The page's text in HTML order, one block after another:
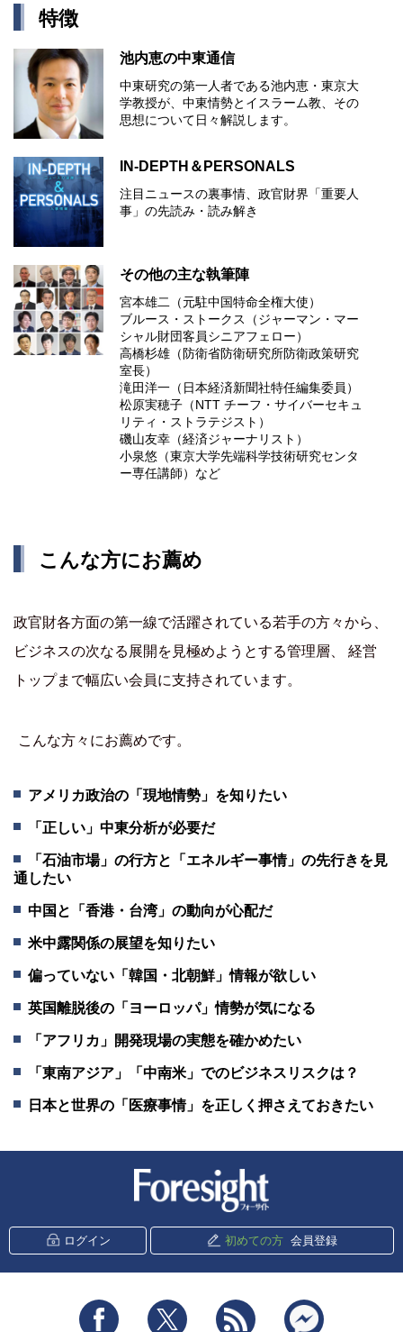
特徴
池内恵の中東通信
中東研究の第⼀⼈者である池内恵・東京⼤
学教授が、中東情勢とイスラーム教、その
思想について⽇々解説します。
IN-DEPTH＆PERSONALS
注目ニュースの裏事情、政官財界「重要人
事」の先読み・読み解き
その他の主な執筆陣
宮本雄二（元駐中国特命全権大使）
ブルース・ストークス（ジャーマン・マー
シャル財団客員シニアフェロー）
高橋杉雄（防衛省防衛研究所防衛政策研究
室長）
滝田洋一（日本経済新聞社特任編集委員）
松原実穂子（NTT チーフ・サイバーセキュ
リティ・ストラテジスト）
磯山友幸（経済ジャーナリスト）
小泉悠（東京大学先端科学技術研究センタ
ー専任講師）など
こんな方にお薦め
政官財各方面の第一線で活躍されている若手の方々から、
ビジネスの次なる展開を見極めようとする管理層、 経営
トップまで幅広い会員に支持されています。
こんな方々にお薦めです。
アメリカ政治の「現地情勢」を知りたい
「正しい」中東分析が必要だ
「石油市場」の行方と「エネルギー事情」の先行きを見
通したい
中国と「香港・台湾」の動向が心配だ
米中露関係の展望を知りたい
偏っていない「韓国・北朝鮮」情報が欲しい
英国離脱後の「ヨーロッパ」情勢が気になる
「アフリカ」開発現場の実態を確かめたい
「東南アジア」「中南米」でのビジネスリスクは？
日本と世界の「医療事情」を正しく押さえておきたい
ログイン 初めての方 会員登録
Facebook Twitter RSS